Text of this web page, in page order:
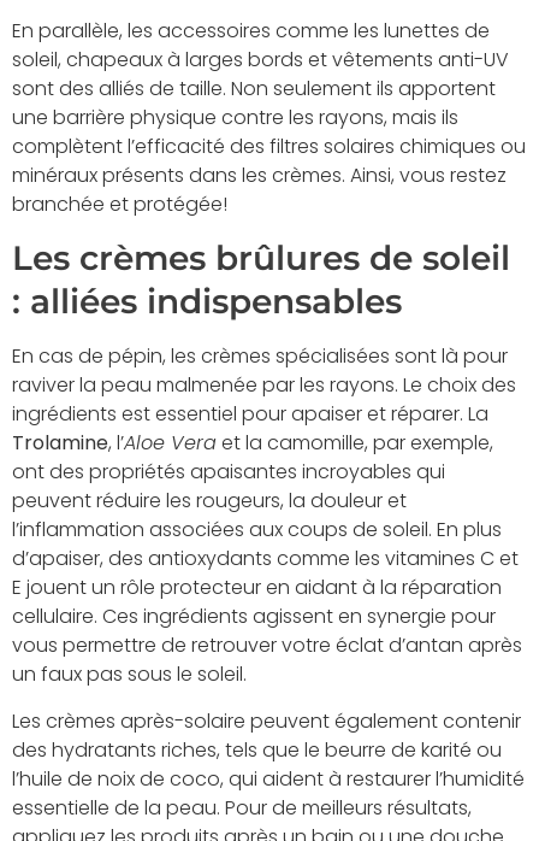
En parallèle, les accessoires comme les lunettes de
soleil, chapeaux à larges bords et vêtements anti-UV
sont des alliés de taille. Non seulement ils apportent
une barrière physique contre les rayons, mais ils
complètent l’efficacité des filtres solaires chimiques ou
minéraux présents dans les crèmes. Ainsi, vous restez
branchée et protégée!
Les crèmes brûlures de soleil
: alliées indispensables
En cas de pépin, les crèmes spécialisées sont là pour
raviver la peau malmenée par les rayons. Le choix des
ingrédients est essentiel pour apaiser et réparer. La
Trolamine, l’Aloe Veraet la camomille, par exemple,
ont des propriétés apaisantes incroyables qui
peuvent réduire les rougeurs, la douleur et
l’inflammation associées aux coups de soleil. En plus
d’apaiser, des antioxydants comme les vitamines C et
E jouent un rôle protecteur en aidant à la réparation
cellulaire. Ces ingrédients agissent en synergie pour
vous permettre de retrouver votre éclat d’antan après
un faux pas sous le soleil.
Les crèmes après-solaire peuvent également contenir
des hydratants riches, tels que le beurre de karité ou
l’huile de noix de coco, qui aident à restaurer l’humidité
essentielle de la peau. Pour de meilleurs résultats,